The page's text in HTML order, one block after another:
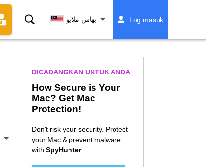
Cari بهاس ملايو Log masuk
DICADANGKAN UNTUK ANDA
How Secure is Your
Mac? Get Mac
Protection!
Don't risk your security. Protect
your Mac & prevent malware
with SpyHunter.